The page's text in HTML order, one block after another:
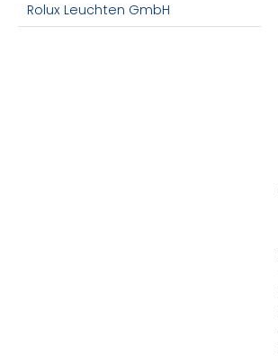
Rolux Leuchten GmbH